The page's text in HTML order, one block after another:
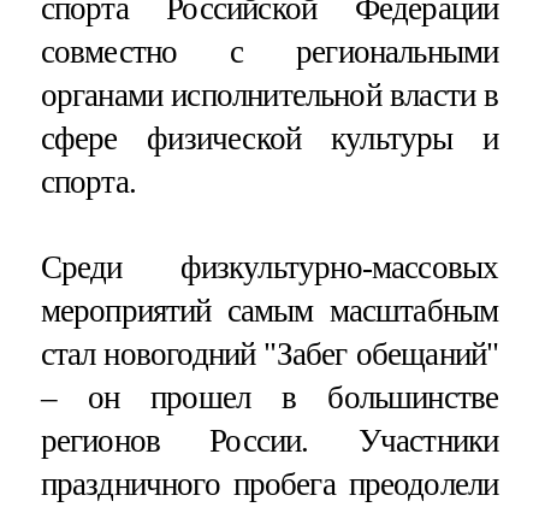
спорта Российской Федерации
совместно с региональными
органами исполнительной власти в
сфере физической культуры и
спорта.
Среди физкультурно-массовых
мероприятий самым масштабным
стал новогодний "Забег обещаний"
– он прошел в большинстве
регионов России. Участники
праздничного пробега преодолели